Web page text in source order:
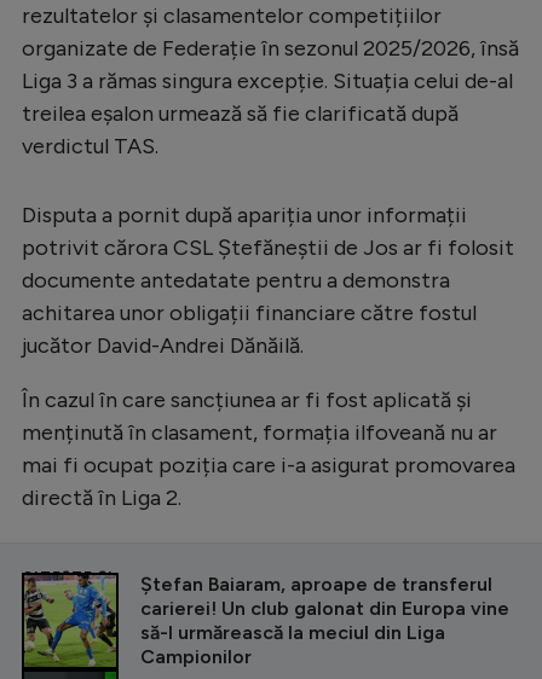
rezultatelor și clasamentelor competițiilor
organizate de Federație în sezonul 2025/2026, însă
Liga 3 a rămas singura excepție. Situația celui de-al
treilea eșalon urmează să fie clarificată după
verdictul TAS.
Disputa a pornit după apariția unor informații
potrivit cărora CSL Ștefăneștii de Jos ar fi folosit
documente antedatate pentru a demonstra
achitarea unor obligații financiare către fostul
jucător David-Andrei Dănăilă.
În cazul în care sancțiunea ar fi fost aplicată și
menținută în clasament, formația ilfoveană nu ar
mai fi ocupat poziția care i-a asigurat promovarea
directă în Liga 2.
CITEȘTE ȘI
Ștefan Baiaram, aproape de transferul
carierei! Un club galonat din Europa vine
să-l urmărească la meciul din Liga
Campionilor